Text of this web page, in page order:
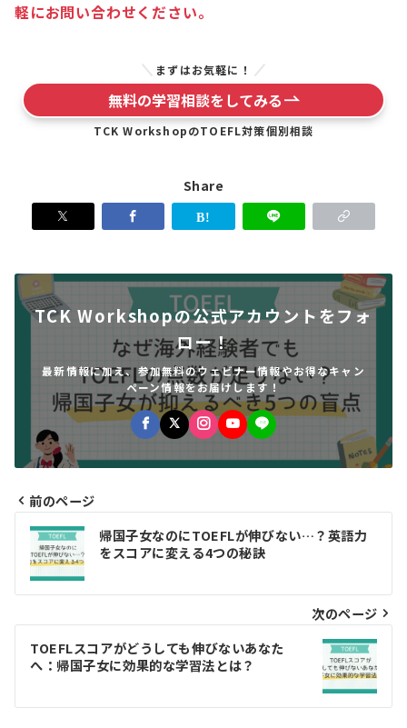
軽にお問い合わせください。
まずはお気軽に！
無料の学習相談をしてみる
TCK WorkshopのTOEFL対策個別相談
Share
TCK Workshopの公式アカウントをフォ
ロー！
最新情報に加え、参加無料のウェビナー情報やお得なキャン
ペーン情報をお届けします！
投
稿
ナ
ビ
ゲ
シ
前のページ
帰国子女なのにTOEFLが伸びない…？英語力
をスコアに変える4つの秘訣
次のページ
TOEFLスコアがどうしても伸びないあなた
へ：帰国子女に効果的な学習法とは？